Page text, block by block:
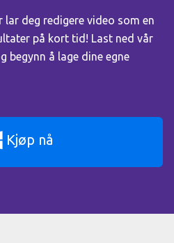
lar deg redigere video som en
på kort tid! Last ned vår
begynn å lage dine egne
Kjøp nå